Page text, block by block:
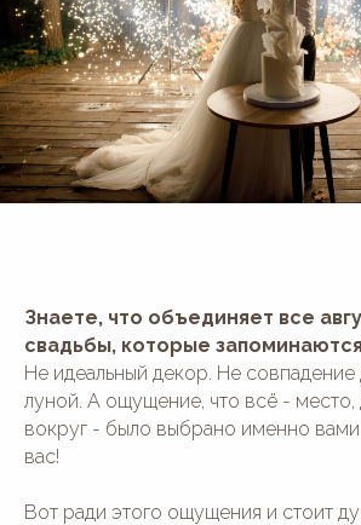
Знаете, что объединяет все
свадьбы, которые
Не идеальный декор. Не совпадение
луной. А ощущение, что всё - место,
вокруг - было выбрано именно
вас!
Вот ради этого ощущения и стоит